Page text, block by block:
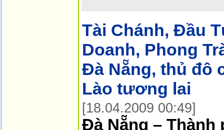
Tài Chánh, Đầu
Doanh, Phong
Đà Nẵng, thủ đô
Lào tương lai
[18.04.2009 00:49]
Đà Nẵng – Thành